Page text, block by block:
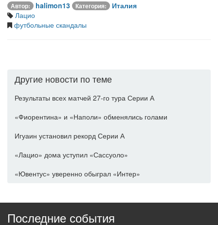
Автор: halimon13 Категория:
Италия
Лацио
футбольные скандалы
Другие новости по теме
Результаты всех матчей 27-го тура Серии А
«Фиорентина» и «Наполи» обменялись голами
Игуаин установил рекорд Серии А
«Лацио» дома уступил «Сассуоло»
«Ювентус» уверенно обыграл «Интер»
Последние события